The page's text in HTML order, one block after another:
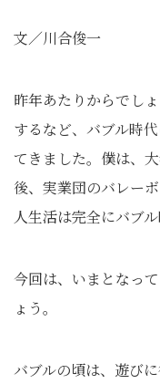
文／川合俊一
昨年あたりからでし
するなど、バブル時
てきました。僕は、
後、実業団のバレー
人生活は完全にバブ
今回は、いまとなっ
ょう。
バブルの頃は、遊び